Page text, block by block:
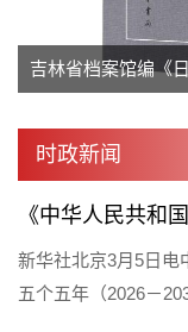
时政新闻
新华社北京3月5日电
五个五年（2026－